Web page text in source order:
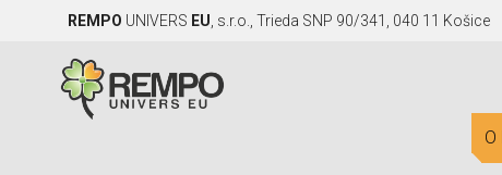
REMPO UNIVERS EU , s.r.o., Trieda SNP 90/341, 040 11 Košice
O